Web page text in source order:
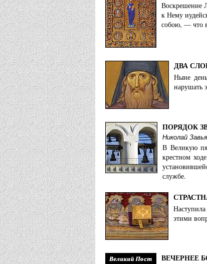
Воскрешение
к Нему
собою, — что
ДВА
Ныне
нарушать
ПОРЯДОК
Николай
В Великую
крестном
службе.
этими
ВЕЧЕРНЕЕ